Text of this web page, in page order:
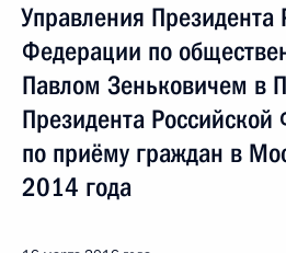
Управления Президента
Федерации по
Павлом Зеньковичем в
Президента
по приёму граждан в
2014 года